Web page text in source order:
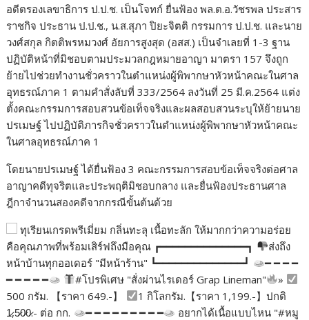
อดีตรองเลขาธิการ ป.ป.ช. เป็นโจทก์ ยื่นฟ้อง พล.ต.อ.วัชรพล ประสาร
ราชกิจ ประธาน ป.ป.ช., น.ส.สุภา ปิยะจิตติ กรรมการ ป.ป.ช. และนาย
วงศ์สกุล กิตติพรหมวงศ์ อัยการสูงสุด (อสส.) เป็นจำเลยที่ 1-3 ฐาน
ปฏิบัติหน้าที่มิชอบตามประมวลกฎหมายอาญา มาตรา 157 จึงถูก
ย้ายไปช่วยทำงานชั่วคราวในตำแหน่งผู้พิพากษาหัวหน้าคณะในศาล
อุทธรณ์ภาค 1 ตามคำสั่งลับที่ 333/2564 ลงวันที่ 25 มี.ค.2564 แต่ง
ตั้งคณะกรรมการสอบสวนข้อเท็จจริงและผลสอบสวนระบุให้ย้ายนาย
ปรเมษฐ์ ไปปฏิบัติภารกิจชั่วคราวในตำแหน่งผู้พิพากษาหัวหน้าคณะ
ในศาลอุทธรณ์ภาค 1
โดยนายปรเมษฐ์ ได้ยื่นฟ้อง 3 คณะกรรมการสอบข้อเท็จจริงต่อศาล
อาญาคดีทุจริตและประพฤติมิชอบกลาง และยื่นฟ้องประธานศาล
ฎีกาจำนวนสองคดีจากกรณีขั้นต้นด้วย
ทุเรียนเกรดพรีเมี่ยม กลิ่นทะลุ เนื้อทะลัก ให้มากกว่าความอร่อย
คือคุณภาพที่พร้อมเสิร์ฟถึงมือคุณ ┏━━━━━━━━━━━━━━┓
ส่งถึง
หน้าบ้านทุกออเดอร์ "มีหน้าร้าน" ┗━━━━━━━━━━━━━━┛
━ ━ ━ ━
━ ━ ━ ━ ━
#โปรพิเศษ "สั่งผ่านไรเดอร์ Grap Lineman"
»
500 กรัม. 【ราคา 649.-】
1 กิโลกรัม.【ราคา 1,199.-】ปกติ
1̷,5̷0̷0̷.- ต่อ กก.
━ ━ ━ ━ ━ ━ ━ ━ ━
อยากได้เนื้อแบบไหน "#หมู